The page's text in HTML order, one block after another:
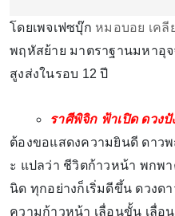
โดยเพจเฟซบุ๊ก หมอบอย เคลี
พฤหัสย้าย มาตราฐานมหาอุ
สูงส่งในรอบ 12 ปี
ราศีพิจิก ฟ้าเปิด ดวงปั
ต้องขอแสดงความยินดี ดาว
ะ แปลว่า ชีวิตก้าวหน้า พกพ
นิด ทุกอย่างก็เริ่มดีขึ้น ดวงด
ความก้าวหน้า เลื่อนขั้น เลื่อ